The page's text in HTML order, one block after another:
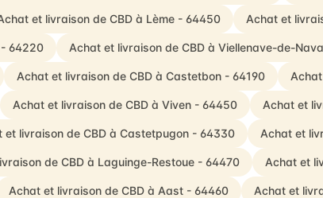
et livraison de CBD à Lème - 64450 Achat et
64220 Achat et livraison de CBD à Viellenave-de-
Achat et livraison de CBD à Castetbon - 64190
Achat et livraison de CBD à Viven - 64450 Achat et
et livraison de CBD à Castetpugon - 64330 Achat et
de CBD à Laguinge-Restoue - 64470 Achat et
Achat et livraison de CBD à Aast - 64460 Achat et